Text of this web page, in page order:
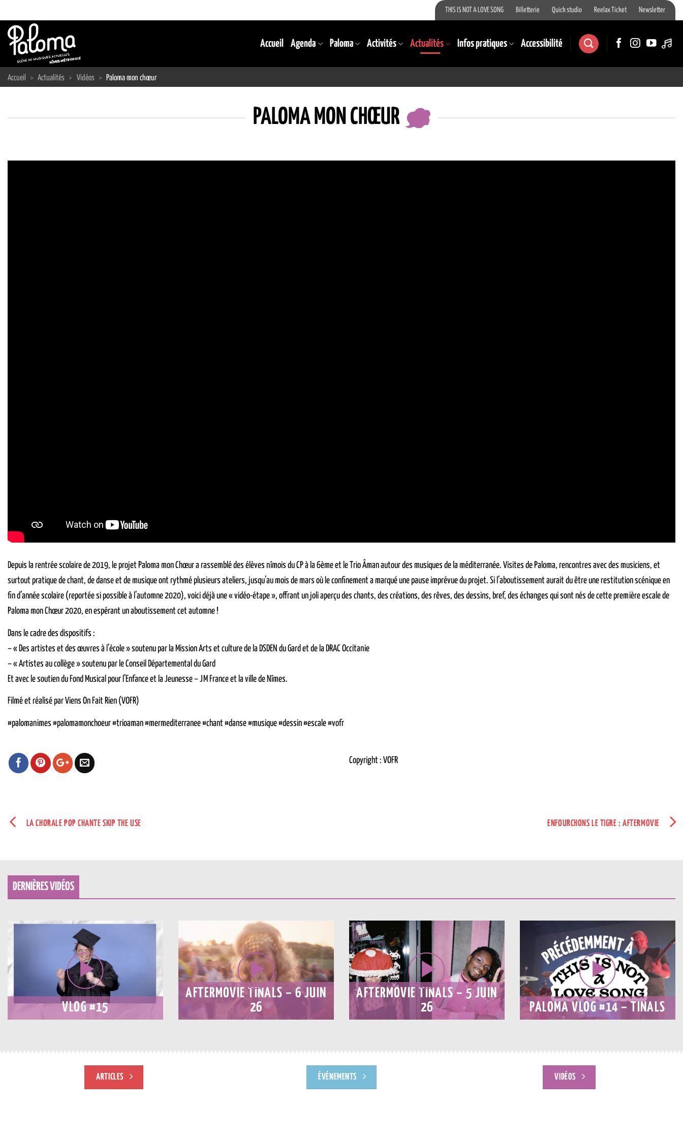
au
contenu
THIS IS NOT A LOVE SONG Billetterie Quick studio Reelax Ticket Newsletter
Accueil Agenda Paloma Activités Actualités Infos pratiques Accessibilité
Accueil > Actualités > Vidéos > Paloma mon chœur
PALOMA MON CHŒUR
Depuis la rentrée scolaire de 2019, le projet Paloma mon Chœur a rassemblé des élèves nîmois du CP à la 6ème et le Trio Âman autour des musiques de la méditerranée. Visites de Paloma, rencontres avec des musiciens, et
surtout pratique de chant, de danse et de musique ont rythmé plusieurs ateliers, jusqu’au mois de mars où le confinement a marqué une pause imprévue du projet. Si l’aboutissement aurait du être une restitution scénique en
fin d’année scolaire (reportée si possible à l’automne 2020), voici déjà une « vidéo-étape », offrant un joli aperçu des chants, des créations, des rêves, des dessins, bref, des échanges qui sont nés de cette première escale de
Paloma mon Chœur 2020, en espérant un aboutissement cet automne !
Dans le cadre des dispositifs :
– « Des artistes et des œuvres à l’école » soutenu par la Mission Arts et culture de la DSDEN du Gard et de la DRAC Occitanie
– « Artistes au collège » soutenu par le Conseil Départemental du Gard
Et avec le soutien du Fond Musical pour l’Enfance et la Jeunesse – JM France et la ville de Nîmes.
Filmé et réalisé par Viens On Fait Rien (VOFR)
#palomanimes #palomamonchoeur #trioaman #mermediterranee #chant #danse #musique #dessin #escale #vofr
Copyright : VOFR
LA CHORALE POP CHANTE SKIP THE USE ENFOURCHONS LE TIGRE : AFTERMOVIE
DERNIÈRES VIDÉOS
VLOG #15
AFTERMOVIE TINALS – 6 JUIN
26
AFTERMOVIE TINALS – 5 JUIN
26
PALOMA VLOG #14 – TINALS
ARTICLES ÉVÉNEMENTS VIDÉOS